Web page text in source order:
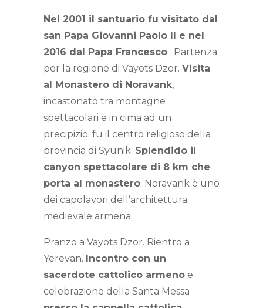
Nel 2001 il santuario fu visitato dal
san Papa Giovanni Paolo II e nel
2016 dal Papa Francesco. Partenza
per la regione di Vayots Dzor. Visita
al Monastero di Noravank,
incastonato tra montagne
spettacolari e in cima ad un
precipizio: fu il centro religioso della
provincia di Syunik. Splendido il
canyon spettacolare di 8 km che
porta al monastero. Noravank è uno
dei capolavori dell’architettura
medievale armena.
Pranzo a Vayots Dzor. Rientro a
Yerevan. Incontro con un
sacerdote cattolico armeno e
celebrazione della Santa Messa